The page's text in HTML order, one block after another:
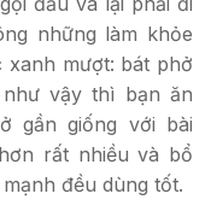
những làm khỏe
xanh mượt: bát phở
vậy thì bạn ăn
gần giống với bài
rất nhiều và bổ
đều dùng tốt.